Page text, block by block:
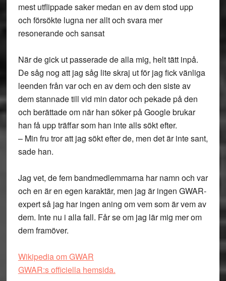
mest utflippade saker medan en av dem stod upp
och försökte lugna ner allt och svara mer
resonerande och sansat
När de gick ut passerade de alla mig, helt tätt inpå.
De såg nog att jag såg lite skraj ut för jag fick vänliga
leenden från var och en av dem och den siste av
dem stannade till vid min dator och pekade på den
och berättade om när han söker på Google brukar
han få upp träffar som han inte alls sökt efter.
– Min fru tror att jag sökt efter de, men det är inte sant,
sade han.
Jag vet, de fem bandmedlemmarna har namn och var
och en är en egen karaktär, men jag är ingen GWAR-
expert så jag har ingen aning om vem som är vem av
dem. Inte nu i alla fall. Får se om jag lär mig mer om
dem framöver.
Wikipedia om GWAR
GWAR:s officiella hemsida.